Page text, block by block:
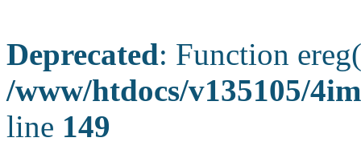
Deprecated: Function
/www/htdocs/v135105/
line 149